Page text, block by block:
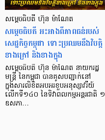
សម្ដេចធិបតី ហ៊ុន ម៉ាណែត
សម្តេចធិបតី អះអាងពីភាពធន់របស់
សេដ្ឋកិច្ចកម្ពុជា ទោះប្រឈមនឹងវិបត្តិ
ខាងក្រៅ និងខាងក្នុង
សម្ដេចធិបតី ហ៊ុន ម៉ាណែត នាយករដ្ឋ
មន្ត្រី នៃកម្ពុជា បានគូសបញ្ជាក់នៅ
ក្នុងសារលិខិតអបអរខួបអនុស្សាវរីយ៍
លើកទី១៤០ នៃទិវាពលកម្មអន្តរជាតិ ១
ឧសភា…